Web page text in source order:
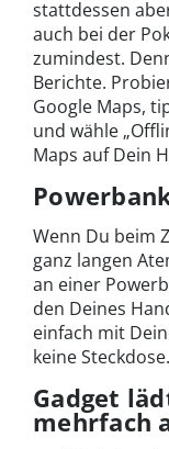
stattdessen
auch bei der
zumindest.
Berichte.
Google Maps,
und wähle
Maps auf Dein
Wenn Du beim
ganz langen
an einer
den Deines
einfach mit
keine Steckdose.
Gadget
mehrfach